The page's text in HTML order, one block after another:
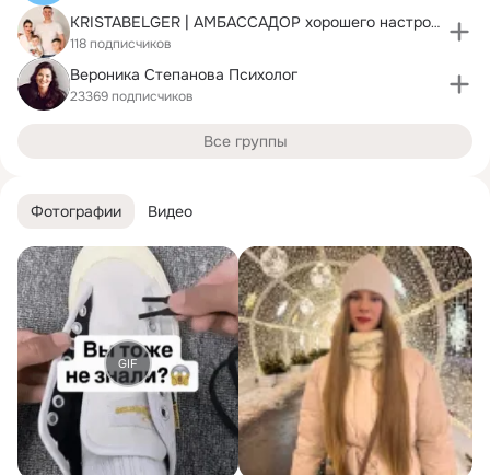
Фотографии Видео
GIF
KRISTABELGER | АМБАССАДОР хорошего настроения
118 подписчиков
Вероника Степанова Психолог
23369 подписчиков
Все группы